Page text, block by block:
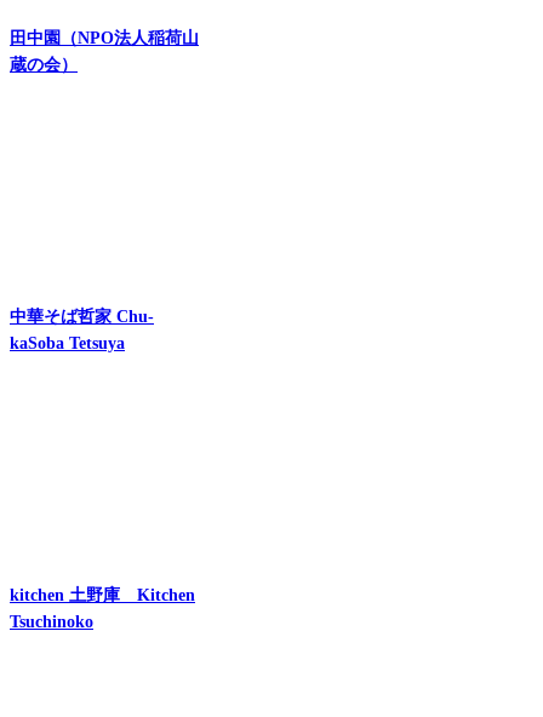
田中園（NPO法人稲荷山
蔵の会）
中華そば哲家 Chu-
kaSoba Tetsuya
kitchen 土野庫 Kitchen
Tsuchinoko